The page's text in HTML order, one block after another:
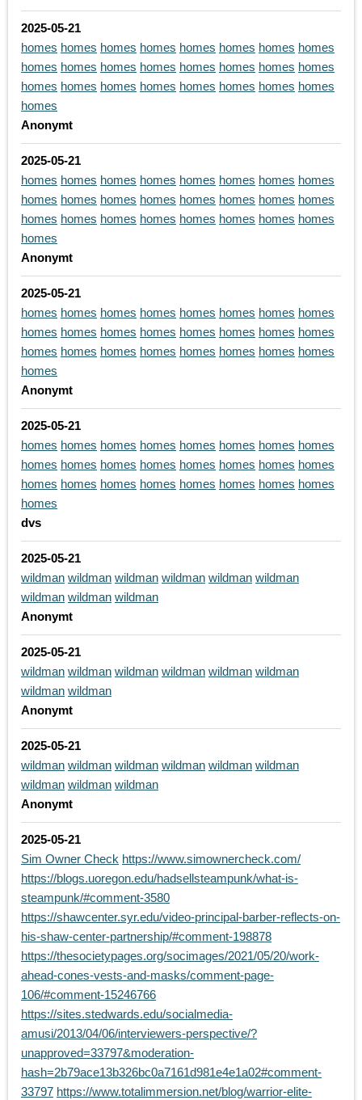
2025-05-21
homes homes homes homes homes homes homes homes
homes homes homes homes homes homes homes homes
homes homes homes homes homes homes homes homes
homes
Anonymt
2025-05-21
homes homes homes homes homes homes homes homes
homes homes homes homes homes homes homes homes
homes homes homes homes homes homes homes homes
homes
Anonymt
2025-05-21
homes homes homes homes homes homes homes homes
homes homes homes homes homes homes homes homes
homes homes homes homes homes homes homes homes
homes
Anonymt
2025-05-21
homes homes homes homes homes homes homes homes
homes homes homes homes homes homes homes homes
homes homes homes homes homes homes homes homes
homes
dvs
2025-05-21
wildman wildman wildman wildman wildman wildman
wildman wildman wildman
Anonymt
2025-05-21
wildman wildman wildman wildman wildman wildman
wildman wildman
Anonymt
2025-05-21
wildman wildman wildman wildman wildman wildman
wildman wildman wildman
Anonymt
2025-05-21
Sim Owner Check https://www.simownercheck.com/
https://blogs.uoregon.edu/hadsellsteampunk/what-is-
steampunk/#comment-3580
https://shawcenter.syr.edu/video-principal-barber-reflects-on-
his-shaw-center-partnership/#comment-198878
https://thesocietypages.org/socimages/2021/05/20/work-
ahead-cones-vests-and-masks/comment-page-
106/#comment-15246766
https://sites.stedwards.edu/socialmedia-
amusi/2013/04/06/interviewers-perspective/?
unapproved=33797&moderation-
hash=2b79ace13b326bc0a7161d981e4e1a02#comment-
33797 https://www.totalimmersion.net/blog/warrior-elite-